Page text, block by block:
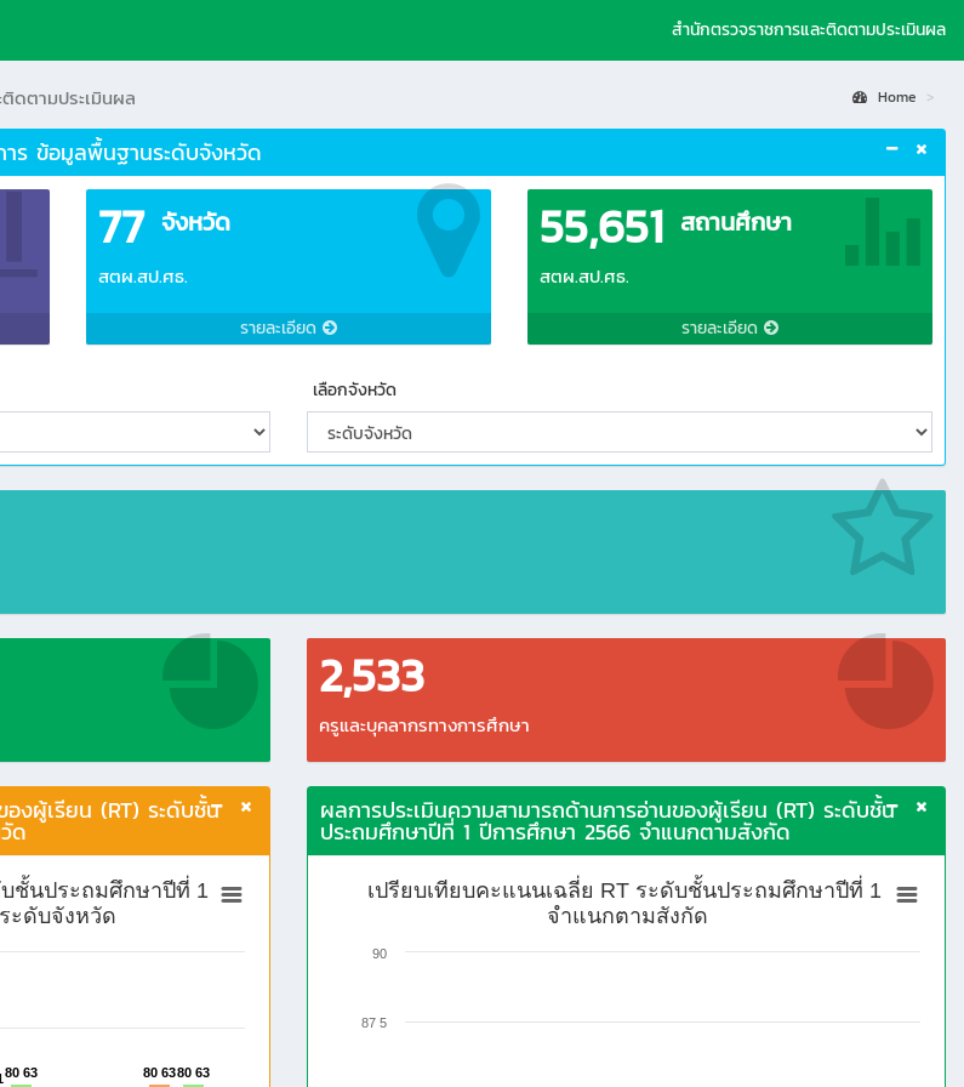
สำนักตรวจราชการและติดตามประเมินผล
ดตามประเมินผล Home
ร ข้อมูลพื้นฐานระดับจังหวัด
77 จังหวัด
สตผ.สป.ศธ.
รายละเอียด
55,651 สถานศึกษา
สตผ.สป.ศธ.
รายละเอียด
เลือกจังหวัด
2,533
ครูและบุคลากรทางการศึกษา
องผู้เรียน (RT) ระดับชั้น
ด
ชั้นประถมศึกษาปีที่ 1
ะดับจังหวัด
80 63
80 63
80 63
80 63 80 63
80 63
ผลการประเมินความสามารถด้านการอ่านของผู้เรียน (RT) ระดับชั้น
ประถมศึกษาปีที่ 1 ปีการศึกษา 2566 จำแนกตามสังกัด
เปรียบเทียบคะแนนเฉลี่ย RT ระดับชั้นประถมศึกษาปีที่ 1
จำแนกตามสังกัด
87 5
90